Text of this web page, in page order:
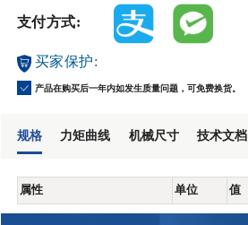
支付方式:
买家保护:
产品在购买后一年内如发生质量问题，可免费换货。
规格 力矩曲线 机械尺寸 技术文档
属性 单位 值